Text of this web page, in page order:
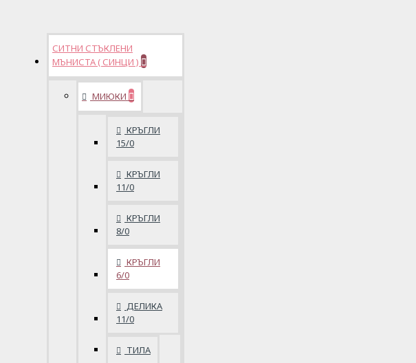
СИТНИ СТЪКЛЕНИ
МЪНИСТА ( СИНЦИ )
МИЮКИ
КРЪГЛИ
15/0
КРЪГЛИ
11/0
КРЪГЛИ
8/0
КРЪГЛИ
6/0
ДЕЛИКА
11/0
ТИЛА